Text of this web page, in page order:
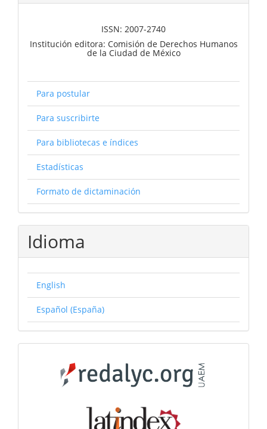
ISSN: 2007-2740
Institución editora: Comisión de Derechos Humanos
de la Ciudad de México
Para postular
Para suscribirte
Para bibliotecas e índices
Estadísticas
Formato de dictaminación
Idioma
English
Español (España)
Catálogos